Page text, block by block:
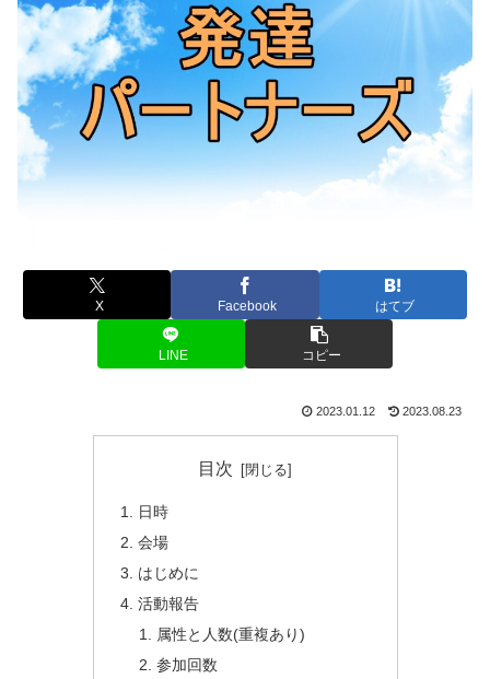
X Facebook はてブ
LINE コピー
2023.01.12 2023.08.23
目次
日時
会場
はじめに
活動報告
属性と人数(重複あり)
参加回数